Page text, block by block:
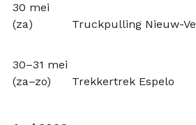
30 mei
(za)
Truckpulling Nieuw-
30–31 mei
(za–zo)
Trekkertrek Espelo